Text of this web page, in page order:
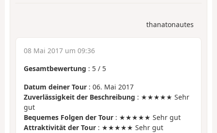
thanatonautes
08 Mai 2017 um 09:36
Gesamtbewertung : 5 / 5
Datum deiner Tour : 06. Mai 2017
Zuverlässigkeit der Beschreibung : ★★★★★ Sehr
gut
Bequemes Folgen der Tour : ★★★★★ Sehr gut
Attraktivität der Tour : ★★★★★ Sehr gut